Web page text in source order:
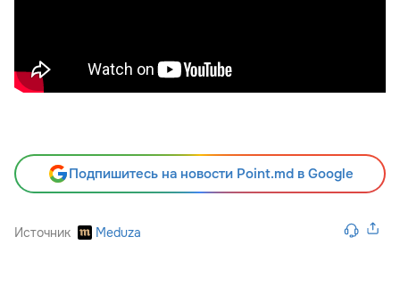
Подпишитесь на новости Point.md в Google
Источник Meduza